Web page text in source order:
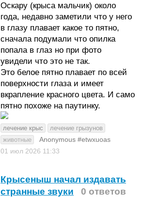
Оскару (крыса мальчик) около
года, недавно заметили что у него
в глазу плавает какое то пятно,
сначала подумали что опилка
попала в глаз но при фото
увидели что это не так.
Это белое пятно плавает по всей
поверхности глаза и имеет
вкрапление красного цвета. И само
пятно похоже на паутинку.
лечение крыс
лечение грызунов
животные
Anonymous #etwxuoas
01 июл 2026 11:33
Крысеныш начал издавать
странные звуки
0 ответов